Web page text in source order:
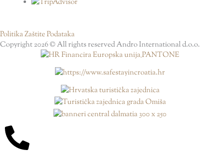
Politika Zaštite Podataka
Copyright 2026 © All rights reserved Andro International d.o.o.